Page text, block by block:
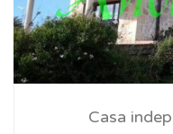
Casa